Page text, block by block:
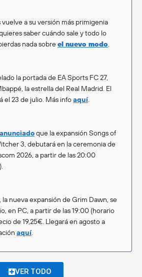
a su versión más primigenia
saber cuándo sale y todo lo
nada sobreel nuevo modo.
la portada de EA Sports FC 27,
la estrella del Real Madrid. El
el 23 de julio. Más infoaquí.
que la expansión Songs of
3, debutará en la ceremonia de
2026, a partir de las 20:00
la nueva expansión de Grim Dawn, se
en PC, a partir de las 19:00 (horario
de 19,25€. Llegará en agosto a
aquí.
VER TODO